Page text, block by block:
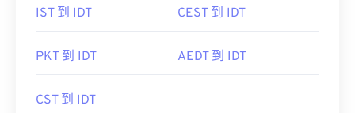
IST 到 IDT CEST 到 IDT
PKT 到 IDT AEDT 到 IDT
CST 到 IDT